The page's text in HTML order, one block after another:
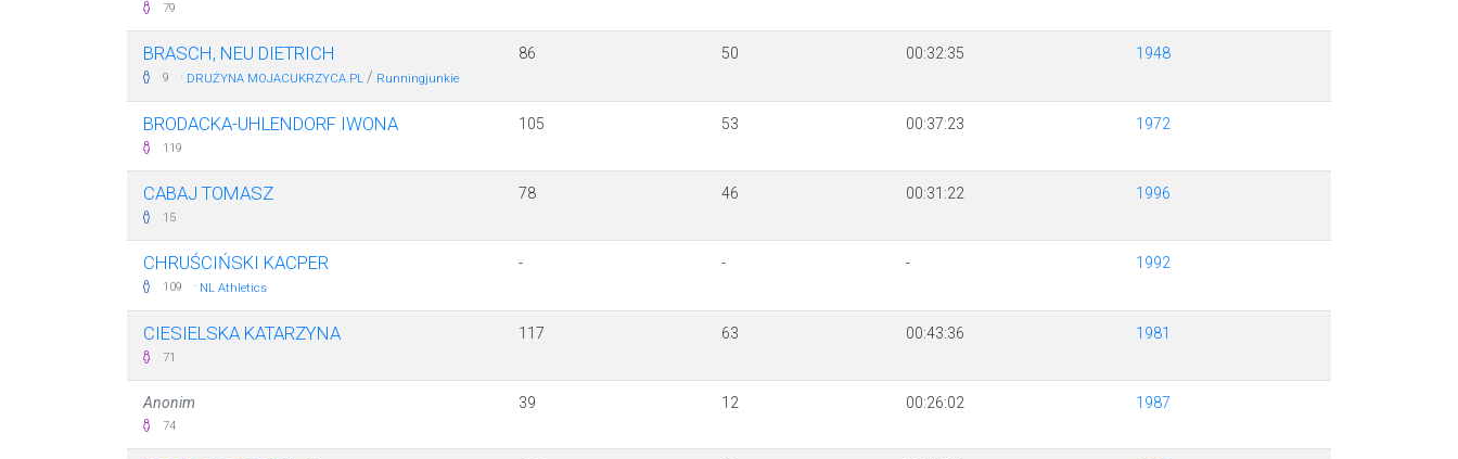
79
BRASCH, NEU DIETRICH
9 · DRUŻYNA MOJACUKRZYCA.PL / Runningjunkie
86 50 00:32:35 1948
BRODACKA-UHLENDORF IWONA
119
105 53 00:37:23 1972
CABAJ TOMASZ
15
78 46 00:31:22 1996
CHRUŚCIŃSKI KACPER
109 · NL Athletics
- - - 1992
CIESIELSKA KATARZYNA
71
117 63 00:43:36 1981
Anonim
74
39 12 00:26:02 1987